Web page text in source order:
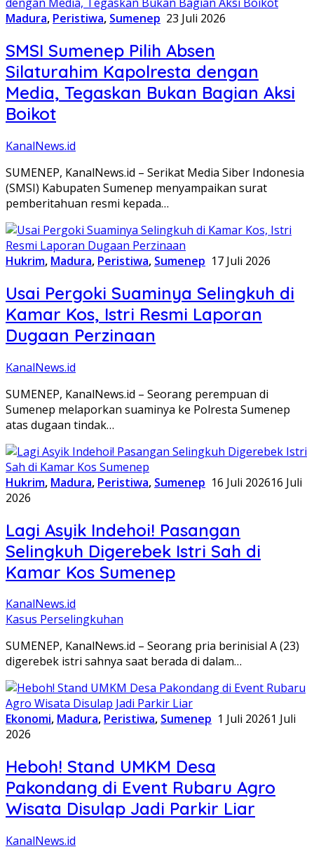
Madura, Peristiwa, Sumenep 23 Juli 2026
SMSI Sumenep Pilih Absen
Silaturahim Kapolresta dengan
Media, Tegaskan Bukan Bagian Aksi
Boikot
KanalNews.id
SUMENEP, KanalNews.id – Serikat Media Siber Indonesia
(SMSI) Kabupaten Sumenep menyampaikan surat
pemberitahuan resmi kepada…
Hukrim, Madura, Peristiwa, Sumenep 17 Juli 2026
Usai Pergoki Suaminya Selingkuh di
Kamar Kos, Istri Resmi Laporan
Dugaan Perzinaan
KanalNews.id
SUMENEP, KanalNews.id – Seorang perempuan di
Sumenep melaporkan suaminya ke Polresta Sumenep
atas dugaan tindak…
Hukrim, Madura, Peristiwa, Sumenep 16 Juli 202616 Juli
2026
Lagi Asyik Indehoi! Pasangan
Selingkuh Digerebek Istri Sah di
Kamar Kos Sumenep
KanalNews.id
Kasus Perselingkuhan
SUMENEP, KanalNews.id – Seorang pria berinisial A (23)
digerebek istri sahnya saat berada di dalam…
Ekonomi, Madura, Peristiwa, Sumenep 1 Juli 20261 Juli
2026
Heboh! Stand UMKM Desa
Pakondang di Event Rubaru Agro
Wisata Disulap Jadi Parkir Liar
KanalNews.id